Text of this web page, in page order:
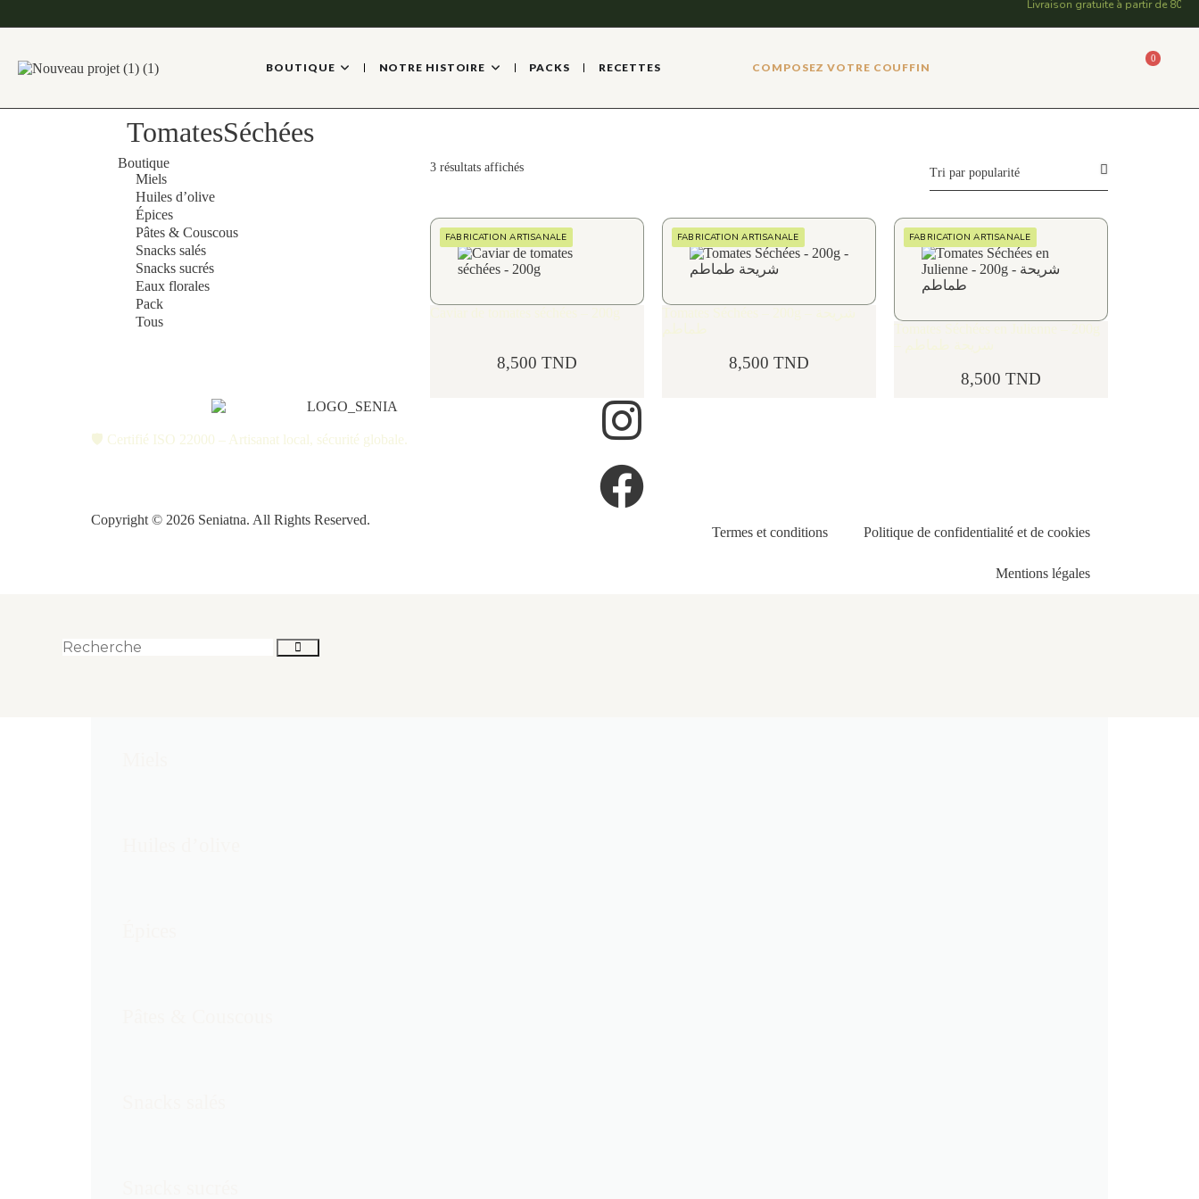
Livraison gratuite à partir de 80
BOUTIQUE NOTRE HISTOIRE PACKS RECETTES COMPOSEZ VOTRE COUFFIN
0
TomatesSéchées
Boutique
Miels
Huiles d’olive
Épices
Pâtes & Couscous
Snacks salés
Snacks sucrés
Eaux florales
Pack
Tous
3 résultats affichés
FABRICATION ARTISANALE
8,500 TND
FABRICATION ARTISANALE
8,500 TND
FABRICATION ARTISANALE
8,500 TND
🛡️ Certifié ISO 22000 – Artisanat local, sécurité globale.
Copyright © 2026 Seniatna. All Rights Reserved.
Termes et conditions
Politique de confidentialité et de cookies
Mentions légales